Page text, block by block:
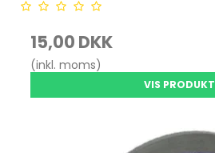
15,00 DKK
(inkl. moms)
VIS PRODUKT